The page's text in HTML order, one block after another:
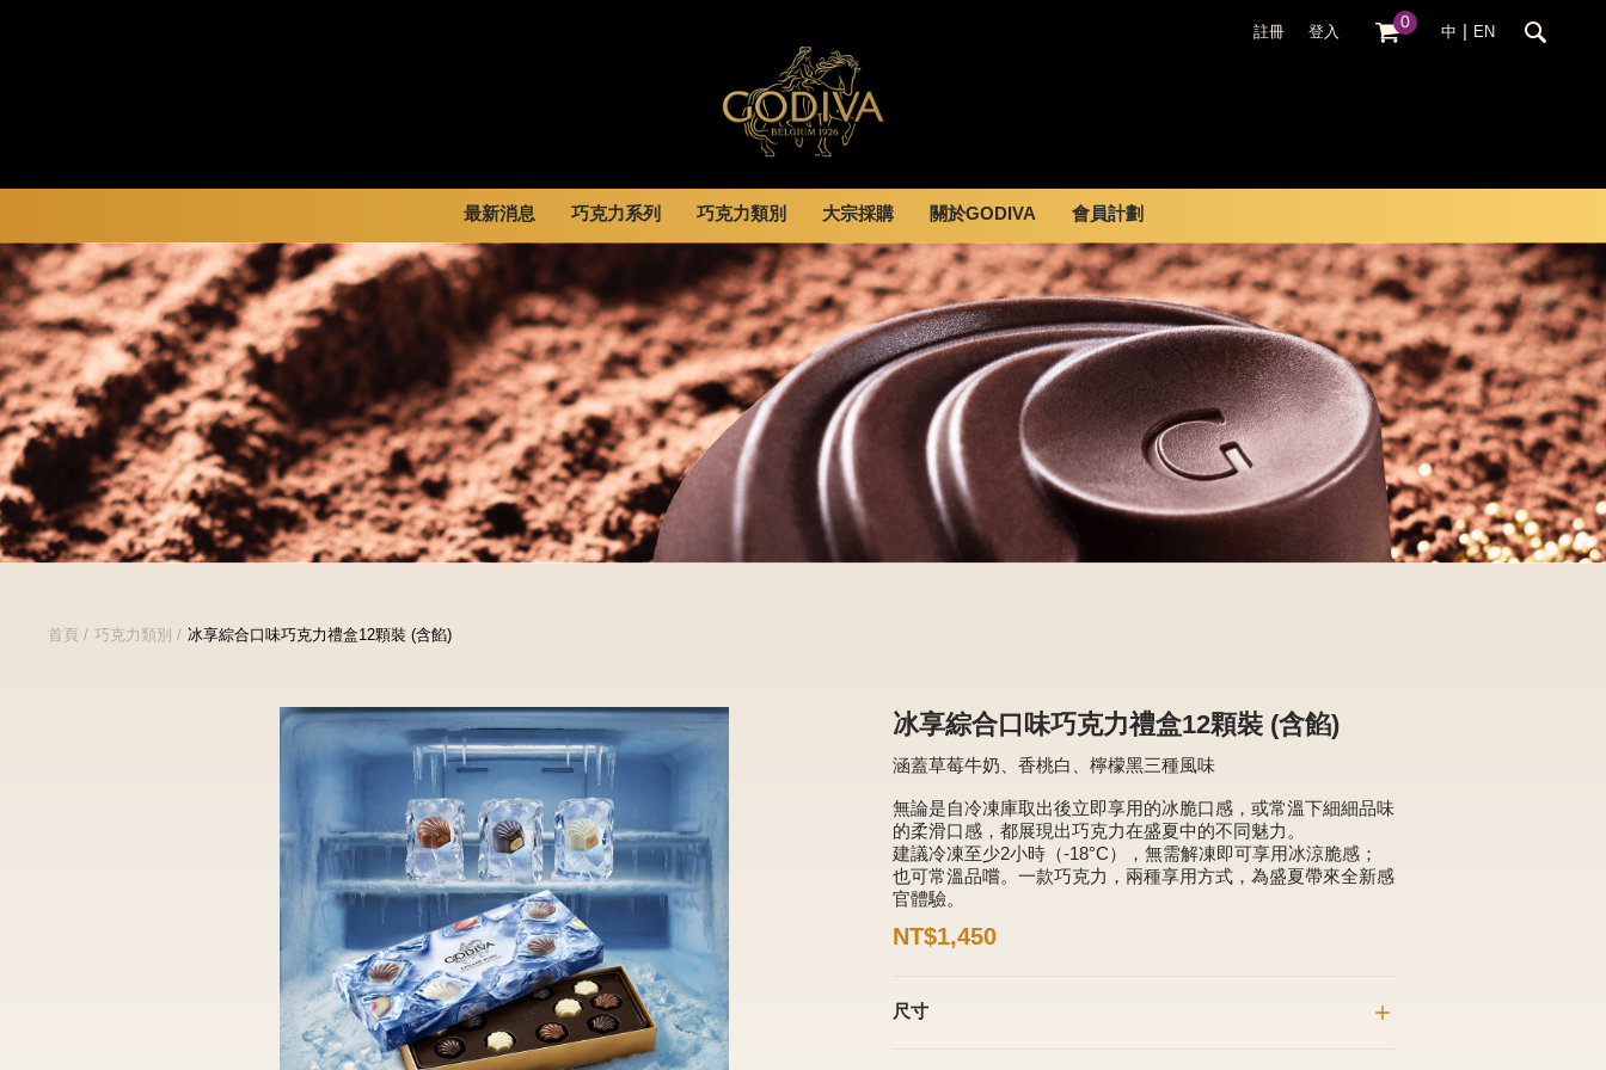
註冊 登入
0
中 EN
最新消息
全部
品牌訊息
品牌活動
巧克力系列
暢銷系列
金裝禮盒
松露禮盒
片裝禮盒
巧克力珠寶禮盒
童趣系列
婚禮系列
新品 / 季節性商品
歡聚系列
百年限定系列
冰享系列
玩具總動員
中秋系列
休閒分享
巧克力餅乾
巧克力磚/巧克力豆
G Cube 松露巧克力
可可粉/咖啡粉
甜點
霜淇淋
飲品
蛋糕
可芙
全部
巧克力類別
全部
黑巧克力
牛奶巧克力
白巧克力
綜合巧克力
冰淇淋
大宗採購
婚禮系列
企業贈禮
關於GODIVA
GODIVA故事
GODVIA巧克力
GODIVA品質承諾
GODIVA大師團隊
會員計劃
首頁 巧克力類別 冰享綜合口味巧克力禮盒12顆裝 (含餡)
冰享綜合口味巧克力禮盒12顆裝 (含餡)
涵蓋草莓牛奶、香桃白、檸檬黑三種風味
無論是自冷凍庫取出後立即享用的冰脆口感，或常溫下細細品味
的柔滑口感，都展現出巧克力在盛夏中的不同魅力。
建議冷凍至少2小時（-18°C），無需解凍即可享用冰涼脆感；
也可常溫品嚐。一款巧克力，兩種享用方式，為盛夏帶來全新感
官體驗。
NT$1,450
尺寸